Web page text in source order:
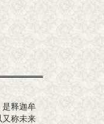
是释迦牟
又称未来